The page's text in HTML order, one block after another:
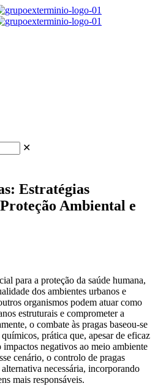
✕
Estratégias
Ambiental e
para a proteção da saúde humana,
dos ambientes urbanos e
organismos podem atuar como
estruturais e comprometer a
o combate às pragas baseou-se
prática que, apesar de eficaz
negativos ao meio ambiente
cenário, o controlo de pragas
necessária, incorporando
mais responsáveis.